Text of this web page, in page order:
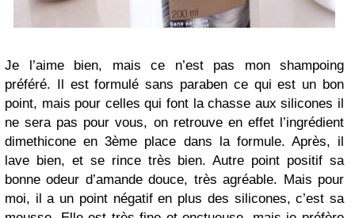
Je l’aime bien, mais ce n’est pas mon shampoing
préféré. Il est formulé sans paraben ce qui est un bon
point, mais pour celles qui font la chasse aux silicones il
ne sera pas pour vous, on retrouve en effet l’ingrédient
dimethicone en 3ème place dans la formule. Après, il
lave bien, et se rince très bien. Autre point positif sa
bonne odeur d’amande douce, très agréable. Mais pour
moi, il a un point négatif en plus des silicones, c’est sa